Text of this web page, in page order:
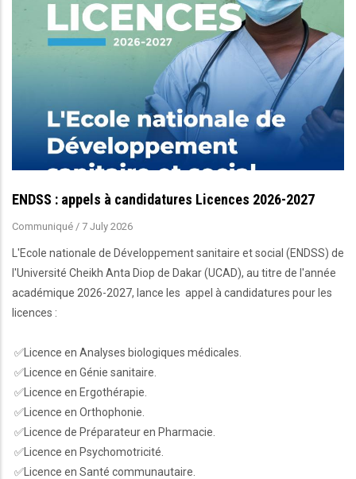
ENDSS : appels à candidatures Licences 2026-2027
Communiqué / 7 July 2026
L'Ecole nationale de Développement sanitaire et social (ENDSS) de
l'Université Cheikh Anta Diop de Dakar (UCAD), au titre de l'année
académique 2026-2027, lance les appel à candidatures pour les
licences :
✅Licence en Analyses biologiques médicales.
✅Licence en Génie sanitaire.
✅Licence en Ergothérapie.
✅Licence en Orthophonie.
✅Licence de Préparateur en Pharmacie.
✅Licence en Psychomotricité.
✅Licence en Santé communautaire.